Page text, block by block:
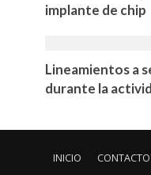
implante de chip
Lineamientos a
durante la
INICIO CONTACTO